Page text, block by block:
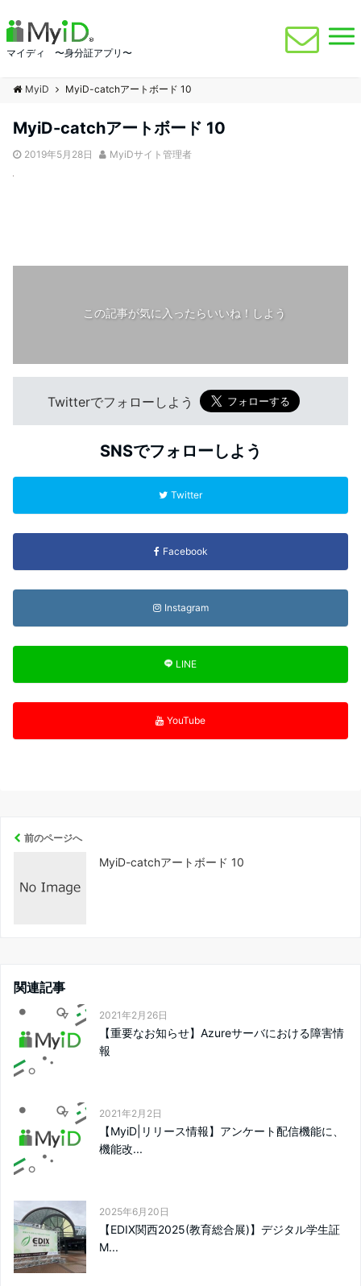
マイディ 〜身分証アプリ〜
MyiD MyiD-catchアートボード 10
MyiD-catchアートボード 10
2019年5月28日 MyiDサイト管理者
この記事が気に入ったらいいね！しよう
Twitterでフォローしよう
SNSでフォローしよう
Twitter
Facebook
Instagram
LINE
YouTube
前のページへ
MyiD-catchアートボード 10
関連記事
2021年2月26日
【重要なお知らせ】Azureサーバにおける障害情
報
2021年2月2日
【MyiD|リリース情報】アンケート配信機能に、
機能改...
2025年6月20日
【EDIX関西2025(教育総合展)】デジタル学生証
M...